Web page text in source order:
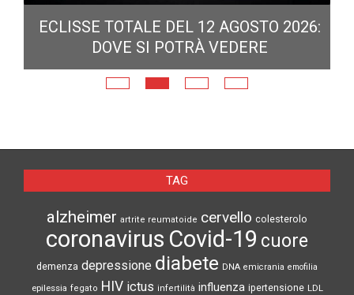
ECLISSE TOTALE DEL 12 AGOSTO 2026:
DOVE SI POTRÀ VEDERE
TAG
alzheimer artrite reumatoide cervello colesterolo
coronavirus Covid-19 cuore
demenza depressione diabete DNA emicrania emofilia
epilessia fegato HIV ictus infertilità influenza ipertensione LDL